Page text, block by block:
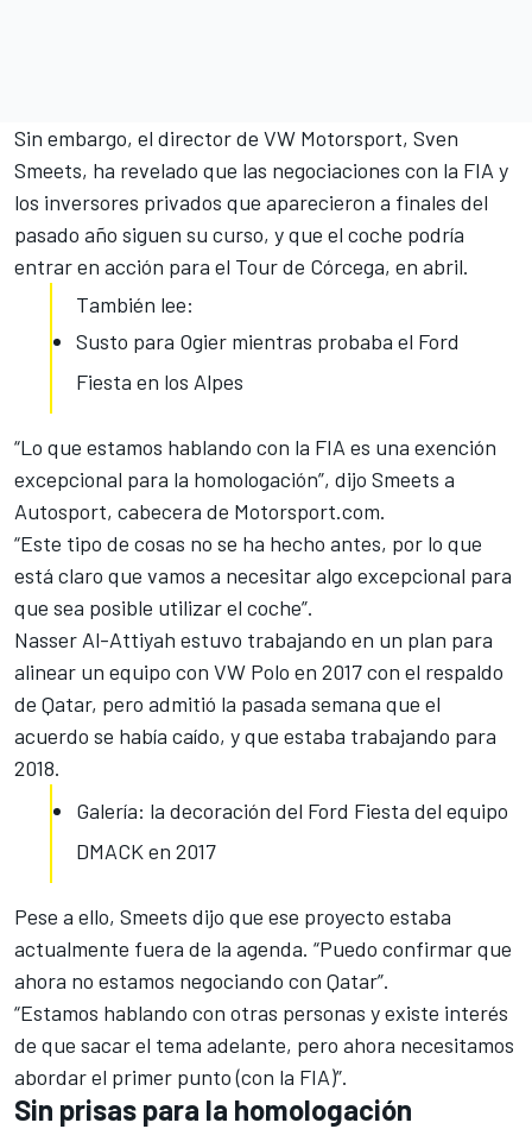
Sin embargo, el director de VW Motorsport, Sven
Smeets, ha revelado que las negociaciones con la FIA y
los inversores privados que aparecieron a finales del
pasado año siguen su curso, y que el coche podría
entrar en acción para el Tour de Córcega, en abril.
También lee:
Susto para Ogier mientras probaba el Ford
Fiesta en los Alpes
“Lo que estamos hablando con la FIA es una exención
excepcional para la homologación”, dijo Smeets a
Autosport, cabecera de Motorsport.com.
“Este tipo de cosas no se ha hecho antes, por lo que
está claro que vamos a necesitar algo excepcional para
que sea posible utilizar el coche”.
Nasser Al-Attiyah estuvo trabajando en un plan para
alinear un equipo con VW Polo en 2017 con el respaldo
de Qatar, pero admitió la pasada semana que el
acuerdo se había caído, y que estaba trabajando para
2018.
Galería: la decoración del Ford Fiesta del equipo
DMACK en 2017
Pese a ello, Smeets dijo que ese proyecto estaba
actualmente fuera de la agenda. “Puedo confirmar que
ahora no estamos negociando con Qatar”.
“Estamos hablando con otras personas y existe interés
de que sacar el tema adelante, pero ahora necesitamos
abordar el primer punto (con la FIA)”.
Sin prisas para la homologación